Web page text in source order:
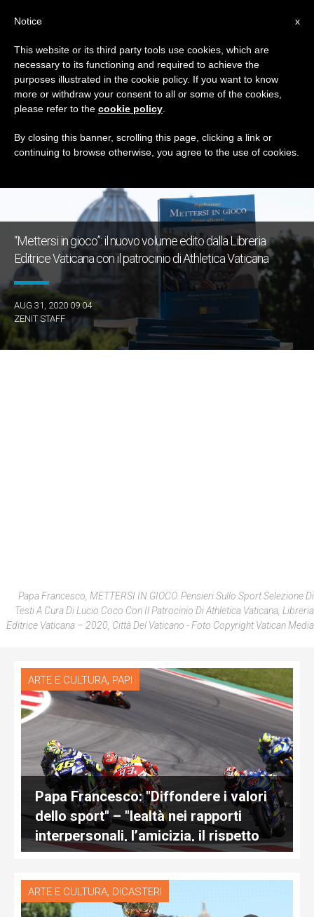
TAG
Posts Tagged ‘sport’
ULTIME NOTIZIE
“Mettersi in gioco”: il nuovo volume edito dalla Libreria
Editrice Vaticana con il patrocinio di Athletica Vaticana
AUG 31, 2020 09:04
ZENIT STAFF
Papa Francesco, METTERSI IN GIOCO. Pensieri Sullo Sport Selezione Di
Testi A Cura Di Lucio Coco Con Il Patrocinio Di Athletica Vaticana, Libreria
Editrice Vaticana – 2020, Città Del Vaticano - Foto Copyright Vatican Media
ARTE E CULTURA, PAPI
Papa Francesco: "Diffondere i valori
dello sport" – "lealtà nei rapporti
interpersonali, l’amicizia, il rispetto
delle regole"
ARTE E CULTURA, DICASTERI
x
Notice
This website or its third party tools use cookies, which are
necessary to its functioning and required to achieve the
purposes illustrated in the cookie policy. If you want to know
more or withdraw your consent to all or some of the cookies,
please refer to the cookie policy
By closing this banner, scrolling this page, clicking a link or
continuing to browse otherwise, you agree to the use of cookies.